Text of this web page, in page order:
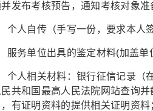
并发布考核预告，通知考核对象准
个人自传（手写一份，要求本人
服务单位出具的鉴定材料(加盖单
）个人相关材料：银行征信记录
共和国最高人民法院网站查询
有证明资料的提供相关证明资料